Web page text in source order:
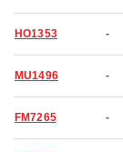
HO1353 -
MU1496 -
FM7265 -